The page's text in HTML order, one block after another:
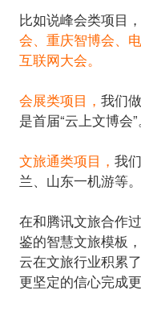
比如说峰会类项目
会、重庆智博会、
互联网大会。
会展类项目， 我们
是首届“云上文博会”
文旅通类项目， 我
兰、山东一机游等。
在和腾讯文旅合作
鉴的智慧文旅模板
云在文旅行业积累
更坚定的信心完成